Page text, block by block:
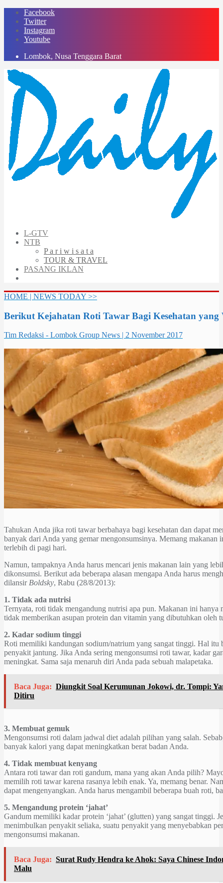
Skip
content
Facebook
Twitter
Instagram
Youtube
Lombok, Nusa Tenggara Barat
L-GTV
NTB
P a r i w i s a t a
TOUR & TRAVEL
PASANG IKLAN
HOME | NEWS TODAY >>
Berikut Kejahatan Roti Tawar Bagi Kesehatan
Tim Redaksi - Lombok Group News | 2 November 2017
Tahukan Anda jika roti tawar berbahaya bagi kesehatan dan dapat
banyak dari Anda yang gemar mengonsumsinya. Memang makanan
terlebih di pagi hari.
Namun, tampaknya Anda harus mencari jenis makanan lain yang
dikonsumsi. Berikut ada beberapa alasan mengapa Anda harus
dilansirBoldsky, Rabu (28/8/2013):
1. Tidak ada nutrisi
Ternyata, roti tidak mengandung nutrisi apa pun. Makanan ini hanya
tidak memberikan asupan protein dan vitamin yang dibutuhkan oleh
2. Kadar sodium tinggi
Roti memiliki kandungan sodium/natrium yang sangat tinggi. Hal itu
penyakit jantung. Jika Anda sering mengonsumsi roti tawar, kadar
meningkat. Sama saja menaruh diri Anda pada sebuah malapetaka.
Baca Juga: Diungkit Soal Kerumunan Jokowi, dr. Tompi:
Ditiru
3. Membuat gemuk
Mengonsumsi roti dalam jadwal diet adalah pilihan yang salah.
banyak kalori yang dapat meningkatkan berat badan Anda.
4. Tidak membuat kenyang
Antara roti tawar dan roti gandum, mana yang akan Anda pilih?
memilih roti tawar karena rasanya lebih enak. Ya, memang benar.
dapat mengenyangkan. Anda harus mengambil beberapa buah roti,
5. Mengandung protein ‘jahat’
Gandum memiliki kadar protein ‘jahat’ (glutten) yang sangat tinggi.
menimbulkan penyakit seliaka, suatu penyakit yang menyebabkan
mengonsumsi makanan.
Baca Juga: Surat Rudy Hendra ke Ahok: Saya Chinese
Malu